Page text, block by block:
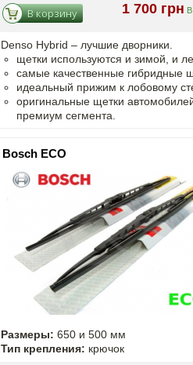
1 700 грн
В корзину
Denso Hybrid – лучшие дворники.
щетки используются и зимой, и
самые качественные гибридные
идеальный прижим к лобовому
оригинальные щетки
премиум сегмента.
Bosch ECO
Размеры: 650 и 500 мм
Тип крепления: крючок